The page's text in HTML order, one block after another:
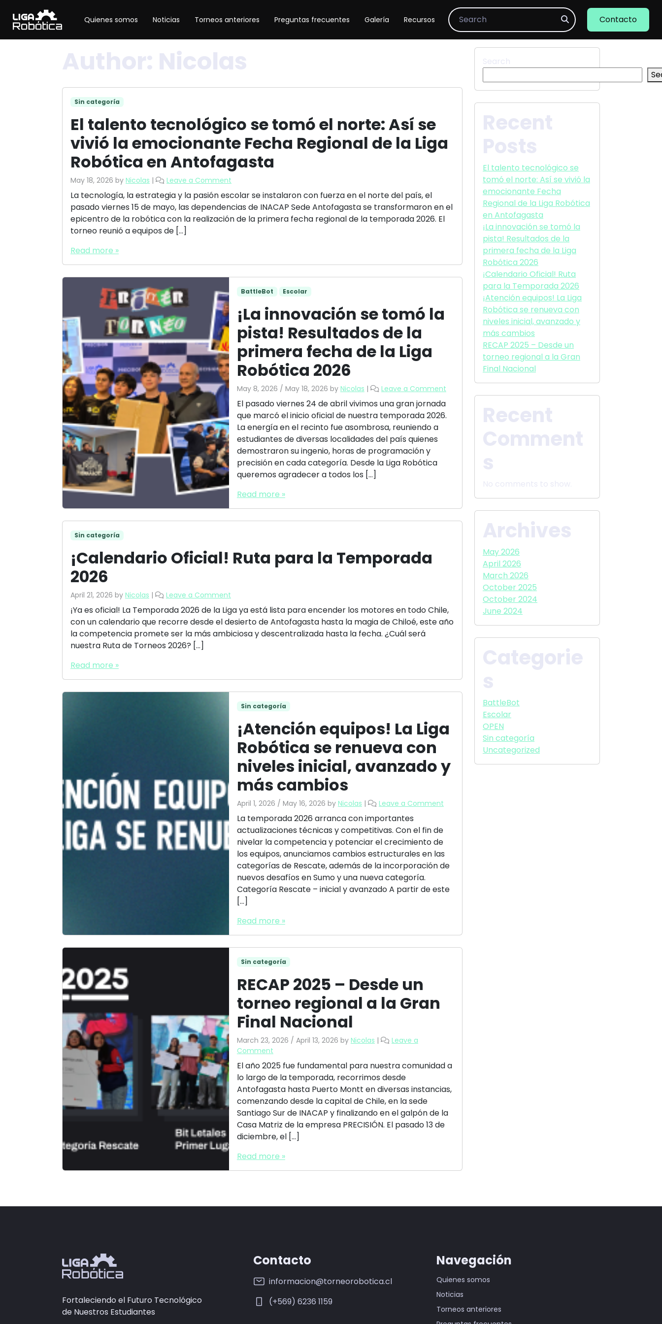
Quienes somos Noticias Torneos anteriores Preguntas frecuentes Galería Recursos Search Contacto
Sin categoría
El talento tecnológico se tomó el norte: Así se
vivió la emocionante Fecha Regional de la Liga
Robótica en Antofagasta
May 18, 2026 by Nicolas | Leave a Comment
La tecnología, la estrategia y la pasión escolar se instalaron con fuerza en el norte del país, el
pasado viernes 15 de mayo, las dependencias de INACAP Sede Antofagasta se transformaron en el
epicentro de la robótica con la realización de la primera fecha regional de la temporada 2026. El
torneo reunió a equipos de […]
Read more »
BattleBot Escolar
¡La innovación se tomó la
pista! Resultados de la
primera fecha de la Liga
Robótica 2026
May 8, 2026 / May 18, 2026 by Nicolas | Leave a Comment
El pasado viernes 24 de abril vivimos una gran jornada
que marcó el inicio oficial de nuestra temporada 2026.
La energía en el recinto fue asombrosa, reuniendo a
estudiantes de diversas localidades del país quienes
demostraron su ingenio, horas de programación y
precisión en cada categoría. Desde la Liga Robótica
queremos agradecer a todos los […]
Read more »
Sin categoría
¡Calendario Oficial! Ruta para la Temporada
2026
April 21, 2026 by Nicolas | Leave a Comment
¡Ya es oficial! La Temporada 2026 de la Liga ya está lista para encender los motores en todo Chile,
con un calendario que recorre desde el desierto de Antofagasta hasta la magia de Chiloé, este año
la competencia promete ser la más ambiciosa y descentralizada hasta la fecha. ¿Cuál será
nuestra Ruta de Torneos 2026? […]
Read more »
Sin categoría
¡Atención equipos! La Liga
Robótica se renueva con
niveles inicial, avanzado y
más cambios
April 1, 2026 / May 16, 2026 by Nicolas | Leave a Comment
La temporada 2026 arranca con importantes
actualizaciones técnicas y competitivas. Con el fin de
nivelar la competencia y potenciar el crecimiento de
los equipos, anunciamos cambios estructurales en las
categorías de Rescate, además de la incorporación de
nuevos desafíos en Sumo y una nueva categoría.
Categoría Rescate – inicial y avanzado A partir de este
[…]
Read more »
Sin categoría
RECAP 2025 – Desde un
torneo regional a la Gran
Final Nacional
March 23, 2026 / April 13, 2026 by Nicolas |
Leave a
Comment
El año 2025 fue fundamental para nuestra comunidad a
lo largo de la temporada, recorrimos desde
Antofagasta hasta Puerto Montt en diversas instancias,
comenzando desde la capital de Chile, en la sede
Santiago Sur de INACAP y finalizando en el galpón de la
Casa Matriz de la empresa PRECISIÓN. El pasado 13 de
diciembre, el […]
Read more »
El talento tecnológico se
tomó el norte: Así se vivió la
emocionante Fecha
Regional de la Liga Robótica
en Antofagasta
¡La innovación se tomó la
pista! Resultados de la
primera fecha de la Liga
Robótica 2026
¡Calendario Oficial! Ruta
para la Temporada 2026
¡Atención equipos! La Liga
Robótica se renueva con
niveles inicial, avanzado y
más cambios
RECAP 2025 – Desde un
torneo regional a la Gran
Final Nacional
May 2026
April 2026
March 2026
October 2025
October 2024
June 2024
BattleBot
Escolar
OPEN
Sin categoría
Uncategorized
Fortaleciendo el Futuro Tecnológico
de Nuestros Estudiantes
Contacto
informacion@torneorobotica.cl
(+569) 6236 1159
Navegación
Quienes somos
Noticias
Torneos anteriores